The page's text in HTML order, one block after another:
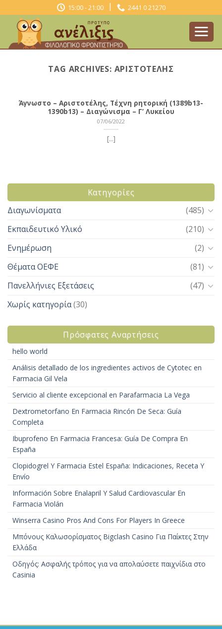
to
content
15:00 - 21:00 | 2441 0 21270
TAG ARCHIVES: ΑΡΙΣΤΟΤΈΛΗΣ
Άγνωστο – Αριστοτέλης, Τέχνη ρητορική (1389b13-
1390b13) – Διαγώνισμα – Γ’ Λυκείου
07/06/2022
[...]
Kατηγορίες
Διαγωνίσματα
(485)
Εκπαιδευτικό Υλικό
(210)
Ενημέρωση
(2)
Θέματα ΟΕΦΕ
(81)
Πανελλήνιες Εξετάσεις
(47)
Χωρίς κατηγορία(30)
Πρόσφατες Αναρτήσεις
hello world
Análisis detallado de los ingredientes activos de Cytotec en
Farmacia Gil Vela
Servicio al cliente excepcional en Parafarmacia La Vega
Dextrometorfano En Farmacia Rincón De Seca: Guía
Completa
Ibuprofeno En Farmacia Francesa: Guía De Compra En
España
Clopidogrel Y Farmacia Estel España: Indicaciones, Receta Y
Envío
Información Sobre Enalapril Y Salud Cardiovascular En
Farmacia Violán
Winserra Casino Pros And Cons For Players In Greece
Μπόνους Καλωσορίσματος Bigclash Casino Για Παίκτες Στην
Ελλάδα
Οδηγός: Ασφαλής τρόπος για να απολαύσετε παιχνίδια στο
Casinia